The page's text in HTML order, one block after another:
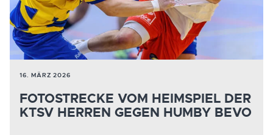
16. MÄRZ 2026
FOTOSTRECKE VOM HEIMSPIEL DER
KTSV HERREN GEGEN HUMBY BEVO